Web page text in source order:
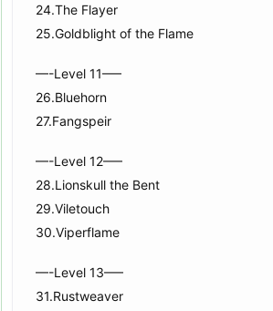
24.The Flayer
25.Goldblight of the Flame
—-Level 11—–
26.Bluehorn
27.Fangspeir
—-Level 12—–
28.Lionskull the Bent
29.Viletouch
30.Viperflame
—-Level 13—–
31.Rustweaver